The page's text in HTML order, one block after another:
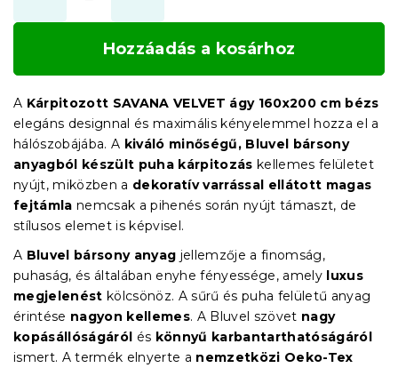
Hozzáadás a kosárhoz
A Kárpitozott SAVANA VELVET ágy 160x200 cm bézs
elegáns designnal és maximális kényelemmel hozza el a
hálószobájába. A kiváló minőségű, Bluvel bársony
anyagból készült puha kárpitozás kellemes felületet
nyújt, miközben a dekoratív varrással ellátott magas
fejtámla nemcsak a pihenés során nyújt támaszt, de
stílusos elemet is képvisel.
A Bluvel bársony anyag jellemzője a finomság,
puhaság, és általában enyhe fényessége, amely luxus
megjelenést kölcsönöz. A sűrű és puha felületű anyag
érintése nagyon kellemes. A Bluvel szövet nagy
kopásállóságáról és könnyű karbantarthatóságáról
ismert. A termék elnyerte a nemzetközi Oeko-Tex